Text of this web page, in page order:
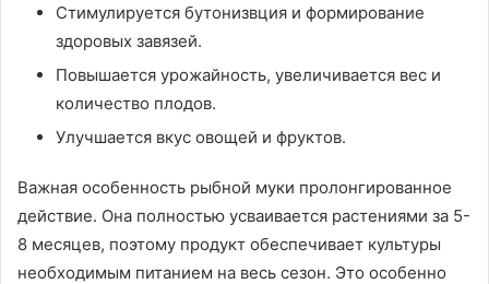
Стимулируется бутонизвция и формирование
здоровых завязей.
Повышается урожайность, увеличивается вес и
количество плодов.
Улучшается вкус овощей и фруктов.
Важная особенность рыбной муки пролонгированное
действие. Она полностью усваивается растениями за 5-
8 месяцев, поэтому продукт обеспечивает культуры
необходимым питанием на весь сезон. Это особенно